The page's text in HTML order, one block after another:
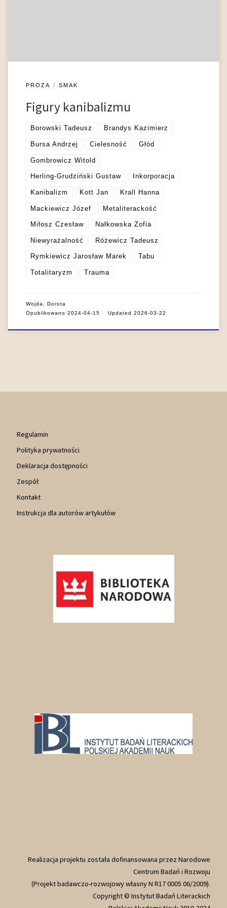
PROZA SMAK
Figury kanibalizmu
Borowski Tadeusz Brandys Kazimierz
Bursa Andrzej Cielesność Głód
Gombrowicz Witold
Herling-Grudziński Gustaw Inkorporacja
Kanibalizm Kott Jan Krall Hanna
Mackiewicz Józef Metaliterackość
Miłosz Czesław Nałkowska Zofia
Niewyrażalność Różewicz Tadeusz
Rymkiewicz Jarosław Marek Tabu
Totalitaryzm Trauma
Wojda, Dorota
Opublikowano 2024-04-15 Updated 2026-03-22
Regulamin
Polityka prywatności
Deklaracja dostępności
Zespół
Kontakt
Instrukcja dla autorów artykułów
Realizacja projektu została dofinansowana przez Narodowe
Centrum Badań i Rozwoju
(Projekt badawczo-rozwojowy własny N R17 0005 06/2009).
Copyright © Instytut Badań Literackich